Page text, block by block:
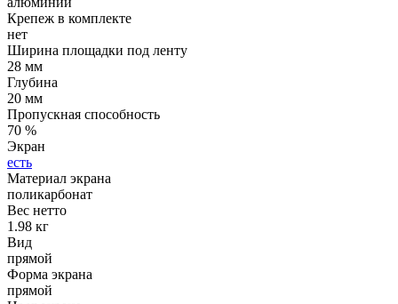
Крепеж в комплекте
нет
Ширина площадки под ленту
28 мм
Глубина
20 мм
Пропускная способность
70 %
Экран
есть
Материал экрана
поликарбонат
Вес нетто
1.98 кг
Вид
прямой
Форма экрана
прямой